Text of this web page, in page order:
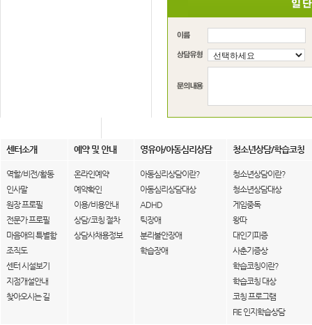
센터소개 예약 및 안내 영유아/아동심리상담 청소년상담/학습코칭
역할/비전/활동
인사말
원장 프로필
전문가 프로필
마음애의 특별함
조직도
센터 시설보기
지점개설안내
찾아오시는 길
온라인예약
예약확인
이용/비용안내
상담/코칭 절차
상담사채용정보
아동심리상담이란?
아동심리상담대상
ADHD
틱장애
분리불안장애
학습장애
청소년상담이란?
청소년상담대상
게임중독
왕따
대인기피증
사춘기증상
학습코칭이란?
학습코칭 대상
코칭 프로그램
FIE 인지학습상담